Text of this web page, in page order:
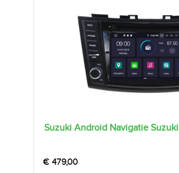
Suzuki Android Navigatie Suzuki
€ 479,00